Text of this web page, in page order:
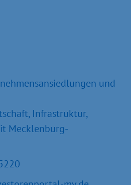
und
Infrastruktur,
Mecklenburg-